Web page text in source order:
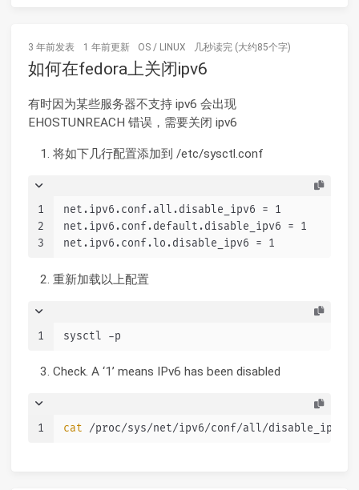
3 年前发表 1 年前更新 OS / LINUX 几秒读完 (大约85个字)
如何在fedora上关闭ipv6
有时因为某些服务器不支持 ipv6 会出现
EHOSTUNREACH 错误，需要关闭 ipv6
将如下几行配置添加到 /etc/sysctl.conf
1
2
3
net.ipv6.conf.all.disable_ipv6 = 1
net.ipv6.conf.default.disable_ipv6 = 1
net.ipv6.conf.lo.disable_ipv6 = 1
重新加载以上配置
1 sysctl -p
Check. A ‘1’ means IPv6 has been disabled
1 cat /proc/sys/net/ipv6/conf/all/disable_ipv6